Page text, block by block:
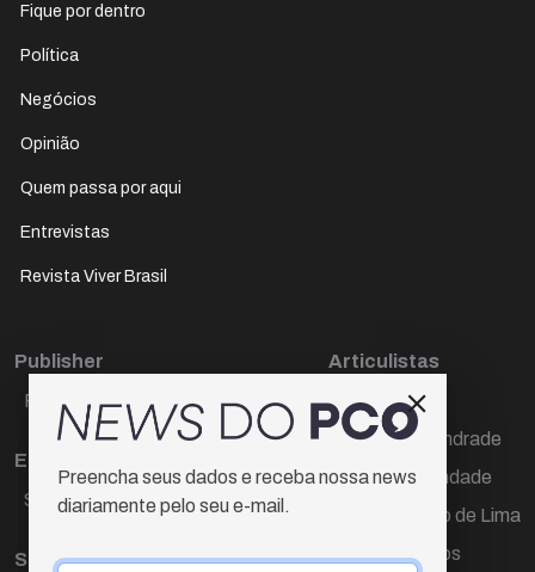
Fique por dentro
Política
Negócios
Opinião
Quem passa por aqui
Entrevistas
Revista Viver Brasil
Publisher
Paulo Cesar de Oliveira
Editora Chefe
Sueli Cotta
Sub-editora
Articulistas
Décio Freire
Dr Marcos Andrade
Hamilton Trindade
Igor Carvalho de Lima
Mario Campos
Preencha seus dados e receba nossa news
diariamente pelo seu e-mail.